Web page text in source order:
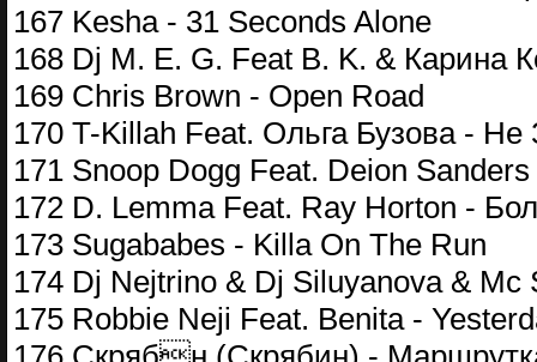
167 Kesha - 31 Seconds Alone
168 Dj M. E. G. Feat B. K. & Карина
169 Chris Brown - Open Road
170 T-Killah Feat. Ольга Бузова -
171 Snoop Dogg Feat. Deion
172 D. Lemma Feat. Ray Horton -
173 Sugababes - Killa On The Run
174 Dj Nejtrino & Dj Siluyanova &
175 Robbie Neji Feat. Benita -